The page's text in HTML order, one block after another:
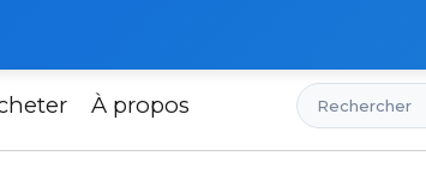
À propos Rechercher
produit – le convertisseur IP Slinex XR-30IP !